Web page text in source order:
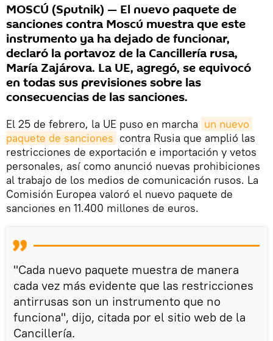
MOSCÚ (Sputnik) — El nuevo paquete de
sanciones contra Moscú muestra que este
instrumento ya ha dejado de funcionar,
declaró la portavoz de la Cancillería rusa,
María Zajárova. La UE, agregó, se equivocó
en todas sus previsiones sobre las
consecuencias de las sanciones.
El 25 de febrero, la UE puso en marcha un nuevo
paquete de sanciones contra Rusia que amplió las
restricciones de exportación e importación y vetos
personales, así como anunció nuevas prohibiciones
al trabajo de los medios de comunicación rusos. La
Comisión Europea valoró el nuevo paquete de
sanciones en 11.400 millones de euros.
"Cada nuevo paquete muestra de manera
cada vez más evidente que las restricciones
antirrusas son un instrumento que no
funciona", dijo, citada por el sitio web de la
Cancillería.